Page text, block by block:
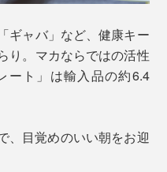
ギャバ」など、健康キー
り。マカならではの活性
ート」は輸入品の約6.4
、目覚めのいい朝をお迎